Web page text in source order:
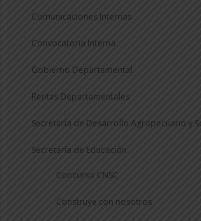
Comunicaciones Internas
Convocatoria Interna
Gobierno Departamental
Rentas Departamentales
Secretaría de Desarrollo Agropecuario y
Secretaría de Educación
Concurso CNSC
Construye con nosotros